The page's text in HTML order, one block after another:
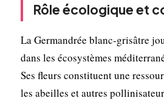
Rôle écologique et
La Germandrée blanc-grisâtre
dans les écosystèmes
Ses fleurs constituent une
les abeilles et autres